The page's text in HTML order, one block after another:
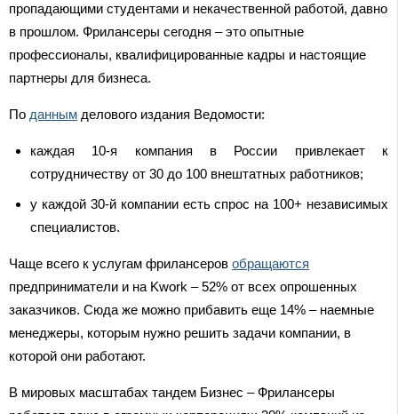
пропадающими студентами и некачественной работой, давно
в прошлом. Фрилансеры сегодня – это опытные
профессионалы, квалифицированные кадры и настоящие
партнеры для бизнеса.
По данным делового издания Ведомости:
каждая 10-я компания в России привлекает к
сотрудничеству от 30 до 100 внештатных работников;
у каждой 30-й компании есть спрос на 100+ независимых
специалистов.
Чаще всего к услугам фрилансеров обращаются
предприниматели и на Kwork – 52% от всех опрошенных
заказчиков. Сюда же можно прибавить еще 14% – наемные
менеджеры, которым нужно решить задачи компании, в
которой они работают.
В мировых масштабах тандем Бизнес – Фрилансеры